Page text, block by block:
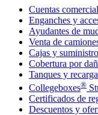
Cuentas
Enganches y
Ayudantes de
Venta de
Cajas y
Cobertura por
Tanques y
Collegeboxes®
Certificados de
Descuentos y